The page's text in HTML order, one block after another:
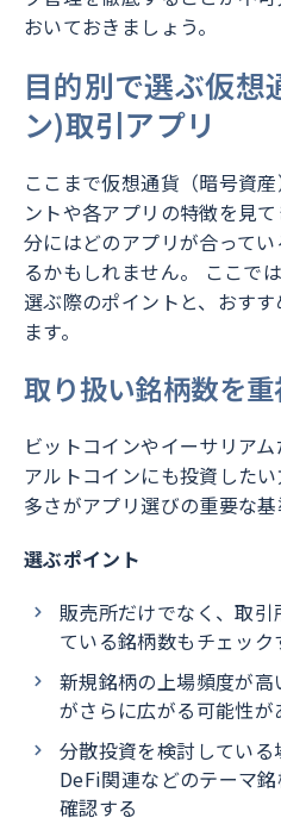
おいておきましょう。
目的別で選ぶ仮想
ン)取引アプリ
ここまで仮想通貨（暗号資
ントや各アプリの特徴を見
分にはどのアプリが合って
るかもしれません。 ここで
選ぶ際のポイントと、おす
ます。
取り扱い銘柄数を
ビットコインやイーサリア
アルトコインにも投資した
多さがアプリ選びの重要な基
選ぶポイント
販売所だけでなく、取
ている銘柄数もチェック
新規銘柄の上場頻度が
がさらに広がる可能性が
分散投資を検討してい
DeFi関連などのテーマ
確認する